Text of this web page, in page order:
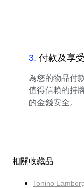
3. 付款及享受
為您的物品付
值得信賴的持
的金錢安全。
相關收藏品
Tonino